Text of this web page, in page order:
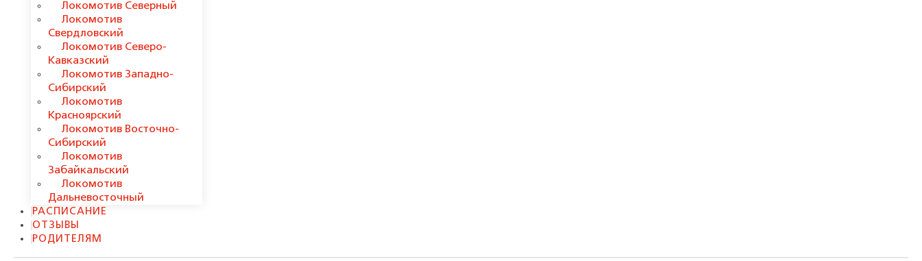
Локомотив Северный
Локомотив
Свердловский
Локомотив Северо-
Кавказский
Локомотив Западно-
Сибирский
Локомотив
Красноярский
Локомотив Восточно-
Сибирский
Локомотив
Забайкальский
Локомотив
Дальневосточный
РАСПИСАНИЕ
ОТЗЫВЫ
РОДИТЕЛЯМ